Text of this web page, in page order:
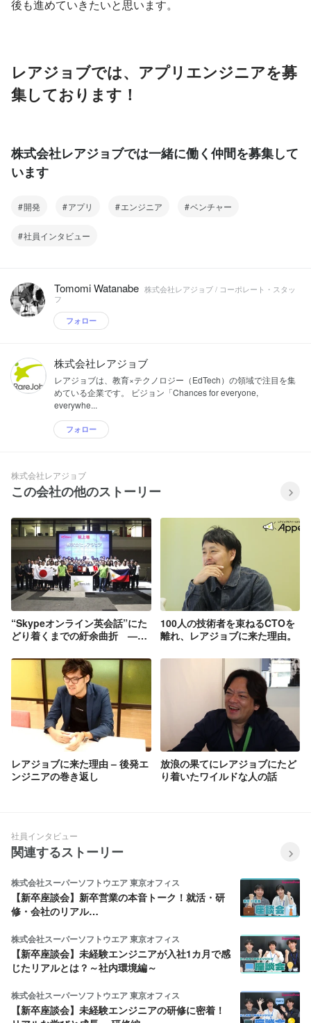
後も進めていきたいと思います。
レアジョブでは、アプリエンジニアを募
集しております！
株式会社レアジョブでは一緒に働く仲間を募集して
います
開発 アプリ エンジニア ベンチャー
社員インタビュー
Tomomi Watanabe 株式会社レアジョブ / コーポレート・スタッ
フ
フォロー
株式会社レアジョブ
レアジョブは、教育×テクノロジー（EdTech）の領域で注目を集
めている企業です。 ビジョン「Chances for everyone,
everywhe...
フォロー
株式会社レアジョブ
この会社の他のストーリー
“Skypeオンライン英会話”にた
どり着くまでの紆余曲折 —レ
100人の技術者を束ねるCTOを
離れ、レアジョブに来た理由。
レアジョブに来た理由 – 後発エ
ンジニアの巻き返し
放浪の果てにレアジョブにたど
り着いたワイルドな人の話
社員インタビュー
関連するストーリー
株式会社スーパーソフトウエア 東京オフィス
【新卒座談会】新卒営業の本音トーク！就活・研
修・会社のリアル…
株式会社スーパーソフトウエア 東京オフィス
【新卒座談会】未経験エンジニアが入社1カ月で感
じたリアルとは？～社内環境編～
株式会社スーパーソフトウエア 東京オフィス
【新卒座談会】未経験エンジニアの研修に密着！